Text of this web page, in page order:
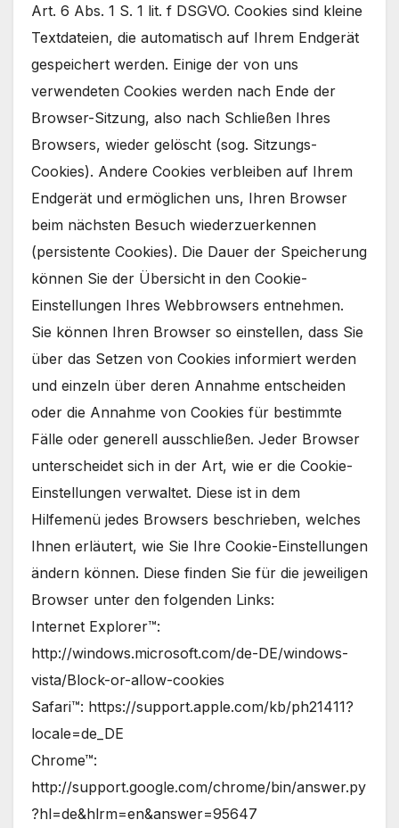
Art. 6 Abs. 1 S. 1 lit. f DSGVO. Cookies sind kleine
Textdateien, die automatisch auf Ihrem Endgerät
gespeichert werden. Einige der von uns
verwendeten Cookies werden nach Ende der
Browser-Sitzung, also nach Schließen Ihres
Browsers, wieder gelöscht (sog. Sitzungs-
Cookies). Andere Cookies verbleiben auf Ihrem
Endgerät und ermöglichen uns, Ihren Browser
beim nächsten Besuch wiederzuerkennen
(persistente Cookies). Die Dauer der Speicherung
können Sie der Übersicht in den Cookie-
Einstellungen Ihres Webbrowsers entnehmen.
Sie können Ihren Browser so einstellen, dass Sie
über das Setzen von Cookies informiert werden
und einzeln über deren Annahme entscheiden
oder die Annahme von Cookies für bestimmte
Fälle oder generell ausschließen. Jeder Browser
unterscheidet sich in der Art, wie er die Cookie-
Einstellungen verwaltet. Diese ist in dem
Hilfemenü jedes Browsers beschrieben, welches
Ihnen erläutert, wie Sie Ihre Cookie-Einstellungen
ändern können. Diese finden Sie für die jeweiligen
Browser unter den folgenden Links:
Internet Explorer™:
http://windows.microsoft.com/de-DE/windows-
vista/Block-or-allow-cookies
Safari™: https://support.apple.com/kb/ph21411?
locale=de_DE
Chrome™:
http://support.google.com/chrome/bin/answer.py
?hl=de&hlrm=en&answer=95647